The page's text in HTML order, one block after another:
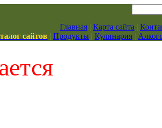
Главная | Карта сайта |
сайтов | Продукты | Кулинария |